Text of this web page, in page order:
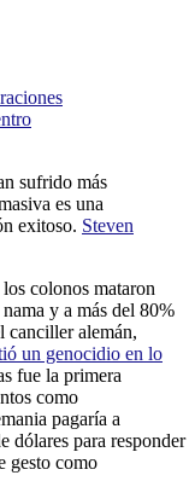
sufrido más
es una
exitoso. Steven
colonos mataron
y a más del 80%
canciller alemán,
un genocidio en lo
fue la primera
como
pagaría a
dólares para responder
gesto como